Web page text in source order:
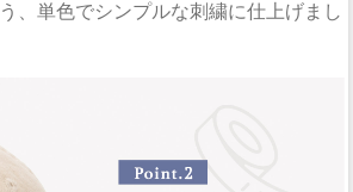
、単色でシンプルな刺繍に仕上げまし